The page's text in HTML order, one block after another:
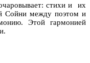
стихи и их
Сойни между поэтом и
Этой гармонией